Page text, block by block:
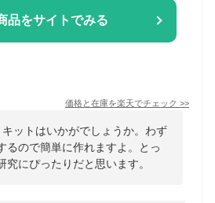
品をサイトでみる
価格と在庫を楽天でチェック >>
ットはいかがでしょうか。わず
るので簡単に作れますよ。とっ
究にぴったりだと思います。